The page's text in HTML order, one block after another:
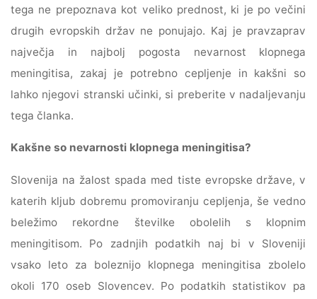
tega ne prepoznava kot veliko prednost, ki je po večini
drugih evropskih držav ne ponujajo. Kaj je pravzaprav
največja in najbolj pogosta nevarnost klopnega
meningitisa, zakaj je potrebno cepljenje in kakšni so
lahko njegovi stranski učinki, si preberite v nadaljevanju
tega članka.
Kakšne so nevarnosti klopnega meningitisa?
Slovenija na žalost spada med tiste evropske države, v
katerih kljub dobremu promoviranju cepljenja, še vedno
beležimo rekordne številke obolelih s klopnim
meningitisom. Po zadnjih podatkih naj bi v Sloveniji
vsako leto za boleznijo klopnega meningitisa zbolelo
okoli 170 oseb Slovencev. Po podatkih statistikov pa